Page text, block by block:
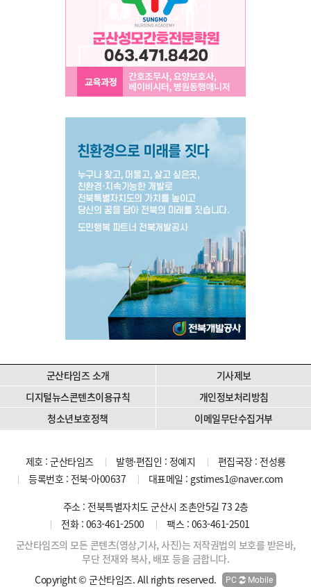
군산타임즈 소개
기사제보
디지털뉴스콘텐츠이용규칙
개인정보처리방침
청소년보호정책
이메일무단수집거부
제호 : 군산타임즈 발행·편집인 : 정예지
편집국장 : 전성룡
등록번호 : 전북-아00637
대표메일 : gstimes1@naver.com
주소 : 전북특별자치도 군산시 조촌안5길 73 2층
전화 : 063-461-2500
팩스 : 063-461-2501
군산타임즈의 모든 콘텐츠(영상,기사, 사진)는 저작권법의 보호를 받은바,
무단 전재와 복사, 배포 등을 금합니다.
Copyright © 군산타임즈. All rights reserved.
PC Mobile